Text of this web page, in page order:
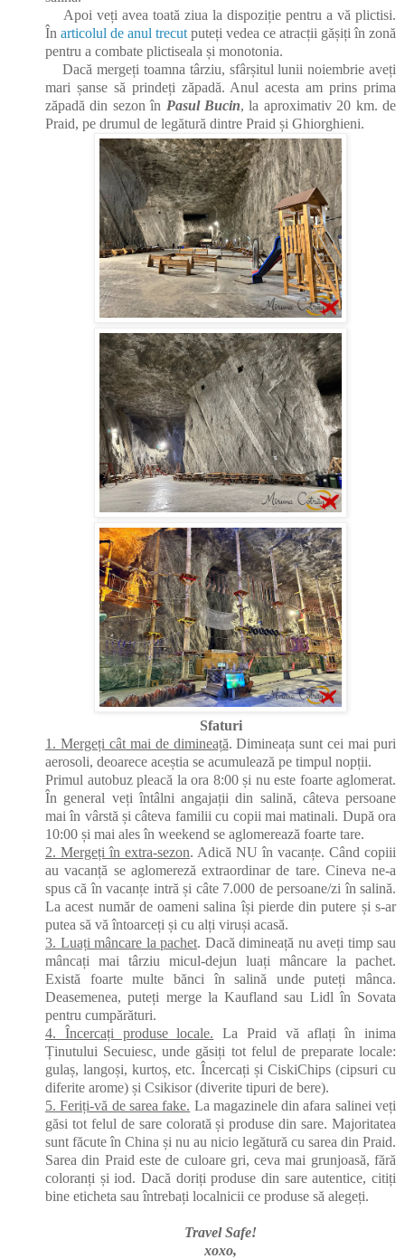
Apoi veți avea toată ziua la dispoziție pentru a vă plictisi.
În articolul de anul trecut puteți vedea ce atracții gășiți în zonă
pentru a combate plictiseala și monotonia.
Dacă mergeți toamna târziu, sfârșitul lunii noiembrie aveți
mari șanse să prindeți zăpadă. Anul acesta am prins prima
zăpadă din sezon în Pasul Bucin, la aproximativ 20 km. de
Praid, pe drumul de legătură dintre Praid și Ghiorghieni.
Sfaturi
1. Mergeți cât mai de dimineață. Dimineața sunt cei mai puri
aerosoli, deoarece aceștia se acumulează pe timpul nopții.
Primul autobuz pleacă la ora 8:00 și nu este foarte aglomerat.
În general veți întâlni angajații din salină, câteva persoane
mai în vârstă și câteva familii cu copii mai matinali. După ora
10:00 și mai ales în weekend se aglomerează foarte tare.
2. Mergeți în extra-sezon. Adică NU în vacanțe. Când copiii
au vacanță se aglomereză extraordinar de tare. Cineva ne-a
spus că în vacanțe intră și câte 7.000 de persoane/zi în salină.
La acest număr de oameni salina își pierde din putere și s-ar
putea să vă întoarceți și cu alți viruși acasă.
3. Luați mâncare la pachet. Dacă dimineață nu aveți timp sau
mâncați mai târziu micul-dejun luați mâncare la pachet.
Există foarte multe bănci în salină unde puteți mânca.
Deasemenea, puteți merge la Kaufland sau Lidl în Sovata
pentru cumpărături.
4. Încercați produse locale. La Praid vă aflați în inima
Ținutului Secuiesc, unde găsiți tot felul de preparate locale:
gulaș, langoși, kurtoș, etc. Încercați și CiskiChips (cipsuri cu
diferite arome) și Csikisor (diverite tipuri de bere).
5. Feriți-vă de sarea fake. La magazinele din afara salinei veți
găsi tot felul de sare colorată și produse din sare. Majoritatea
sunt făcute în China și nu au nicio legătură cu sarea din Praid.
Sarea din Praid este de culoare gri, ceva mai grunjoasă, fără
coloranți și iod. Dacă doriți produse din sare autentice, citiți
bine eticheta sau întrebați localnicii ce produse să alegeți.
Travel Safe!
xoxo,